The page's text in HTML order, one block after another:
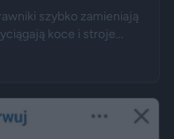
szybko zamieniają
koce i stroje
samo
parku albo zajęcie